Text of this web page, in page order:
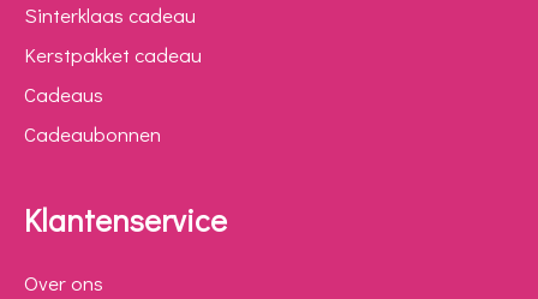
Sinterklaas cadeau
Kerstpakket cadeau
Cadeaus
Cadeaubonnen
Klantenservice
Over ons